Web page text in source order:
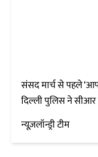
संसद मार्च से पहले
दिल्ली पुलिस ने
न्यूज़लॉन्ड्री टीम